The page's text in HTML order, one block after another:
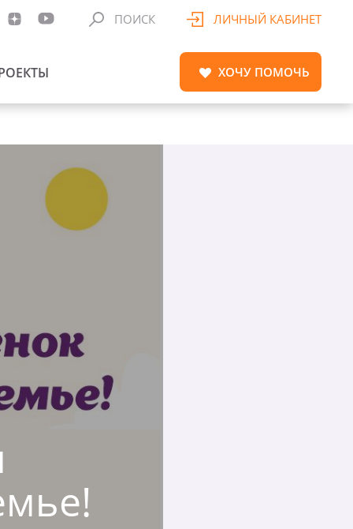
ПОИСК ЛИЧНЫЙ КАБИНЕТ
ХОЧУ ПОМОЧЬ